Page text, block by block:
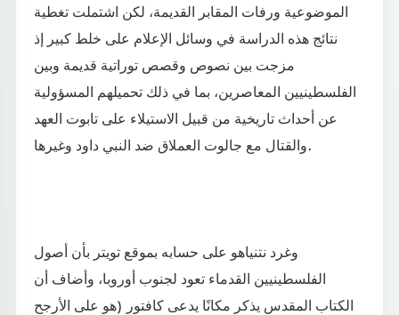
الموضوعية ورفات المقابر القديمة، لكن اشتملت تغطية
نتائج هذه الدراسة في وسائل الإعلام على خلط كبير إذ
مزجت بين نصوص وقصص توراتية قديمة وبين
الفلسطينيين المعاصرين، بما في ذلك تحميلهم المسؤولية
عن أحداث تاريخية من قبيل الاستيلاء على تابوت العهد
والقتال مع جالوت العملاق ضد النبي داود وغيرها.
وغرد نتنياهو على حسابه بموقع تويتر بأن أصول
الفلسطينيين القدماء تعود لجنوب أوروبا، وأضاف أن
الكتاب المقدس يذكر مكانًا يدعى كافتور (هو على الأرجح